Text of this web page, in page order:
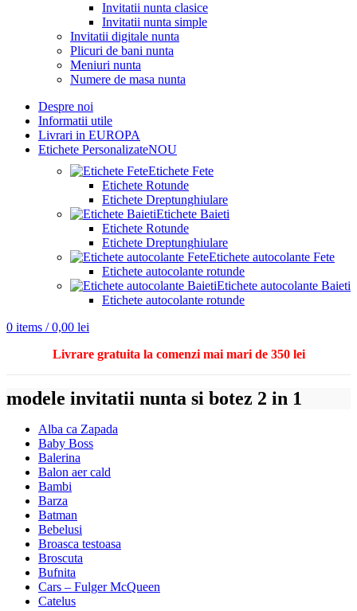
Invitatii nunta clasice
Invitatii nunta simple
Invitatii digitale nunta
Plicuri de bani nunta
Meniuri nunta
Numere de masa nunta
Despre noi
Informatii utile
Livrari in EUROPA
Etichete PersonalizateNOU
Etichete Fete
Etichete Rotunde
Etichete Dreptunghiulare
Etichete Baieti
Etichete Rotunde
Etichete Dreptunghiulare
Etichete autocolante Fete
Etichete autocolante rotunde
Etichete autocolante Baieti
Etichete autocolante rotunde
0 items / 0,00 lei
Livrare gratuita la comenzi mai mari de 350 lei
modele invitatii nunta si botez 2 in 1
Alba ca Zapada
Baby Boss
Balerina
Balon aer cald
Bambi
Barza
Batman
Bebelusi
Broasca testoasa
Broscuta
Bufnita
Cars – Fulger McQueen
Catelus